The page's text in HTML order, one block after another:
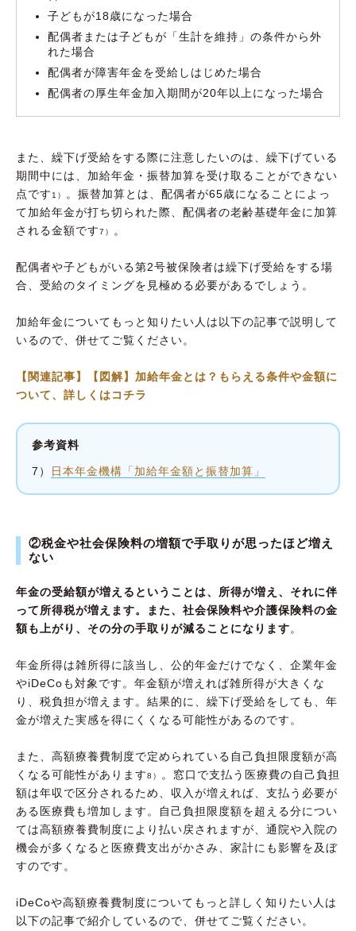
子どもが18歳になった場合
配偶者または子どもが「生計を維持」の条件から外
れた場合
配偶者が障害年金を受給しはじめた場合
配偶者の厚生年金加入期間が20年以上になった場合
また、繰下げ受給をする際に注意したいのは、繰下げている
期間中には、加給年金・振替加算を受け取ることができない
点です 1）
。振替加算とは、配偶者が65歳になることによっ
て加給年金が打ち切られた際、配偶者の老齢基礎年金に加算
される金額です7） 。
配偶者や子どもがいる第2号被保険者は繰下げ受給をする場
合、受給のタイミングを見極める必要があるでしょう。
加給年金についてもっと知りたい人は以下の記事で説明して
いるので、併せてご覧ください。
【関連記事】【図解】加給年金とは？もらえる条件や金額に
ついて、詳しくはコチラ
参考資料
7） 日本年金機構「加給年金額と振替加算」
②税金や社会保険料の増額で手取りが思ったほど増え
ない
年金の受給額が増えるということは、所得が増え、それに伴
って所得税が増えます。また、社会保険料や介護保険料の金
額も上がり、その分の手取りが減ることになります。
年金所得は雑所得に該当し、公的年金だけでなく、企業年金
やiDeCoも対象です。年金額が増えれば雑所得が大きくな
り、税負担が増えます。結果的に、繰下げ受給をしても、年
金が増えた実感を得にくくなる可能性があるのです。
また、高額療養費制度で定められている自己負担限度額が高
くなる可能性があります8） 。窓口で支払う医療費の自己負担
額は年収で区分されるため、収入が増えれば、支払う必要が
ある医療費も増加します。自己負担限度額を超える分につい
ては高額療養費制度により払い戻されますが、通院や入院の
機会が多くなると医療費支出がかさみ、家計にも影響を及ぼ
すのです。
iDeCoや高額療養費制度についてもっと詳しく知りたい人は
以下の記事で紹介しているので、併せてご覧ください。